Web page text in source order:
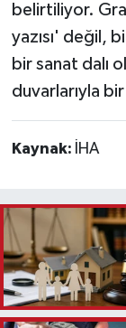
belirtiliyor.
yazısı' değil,
bir sanat dalı
duvarlarıyla
Kaynak: İHA